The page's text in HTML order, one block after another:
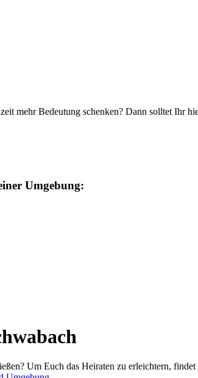
mehr Bedeutung schenken? Dann solltet Ihr
Umgebung:
Um Euch das Heiraten zu erleichtern,